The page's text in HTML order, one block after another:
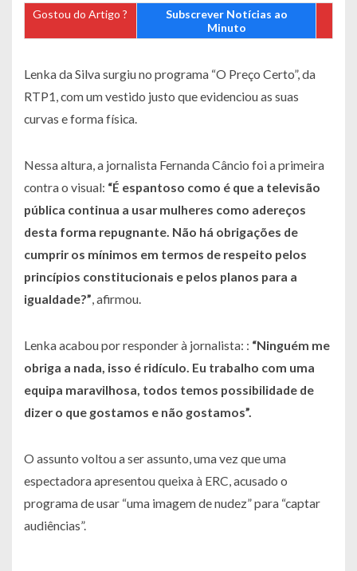
Gostou do Artigo ?
Subscrever Notícias ao
Minuto
Lenka da Silva surgiu no programa “O Preço Certo”, da
RTP1, com um vestido justo que evidenciou as suas
curvas e forma física.
Nessa altura, a jornalista Fernanda Câncio foi a primeira
contra o visual: “É espantoso como é que a televisão
pública continua a usar mulheres como adereços
desta forma repugnante. Não há obrigações de
cumprir os mínimos em termos de respeito pelos
princípios constitucionais e pelos planos para a
igualdade?”, afirmou.
Lenka acabou por responder à jornalista: : “Ninguém me
obriga a nada, isso é ridículo. Eu trabalho com uma
equipa maravilhosa, todos temos possibilidade de
dizer o que gostamos e não gostamos”.
O assunto voltou a ser assunto, uma vez que uma
espectadora apresentou queixa à ERC, acusado o
programa de usar “uma imagem de nudez” para “captar
audiências”.